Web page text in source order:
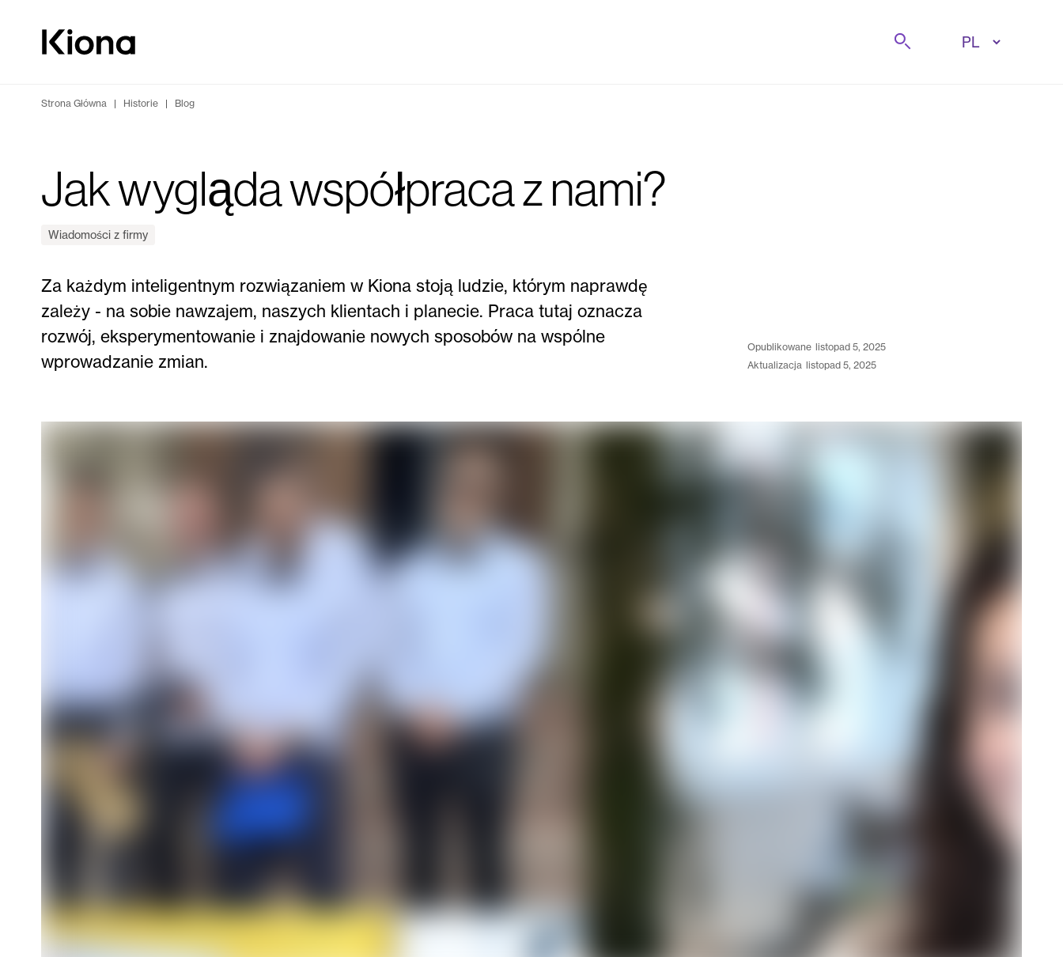
Przejdź do strony głównej
Szukaj
Strona Główna | Historie | Blog
Jak wygląda współpraca z nami?
Wiadomości z firmy
Za każdym inteligentnym rozwiązaniem w Kiona stoją ludzie, którym naprawdę
zależy - na sobie nawzajem, naszych klientach i planecie. Praca tutaj oznacza
rozwój, eksperymentowanie i znajdowanie nowych sposobów na wspólne
wprowadzanie zmian.
opublikowane listopad 5, 2025
aktualizacja listopad 5, 2025